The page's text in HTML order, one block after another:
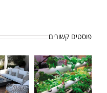
פוסטים קשורים